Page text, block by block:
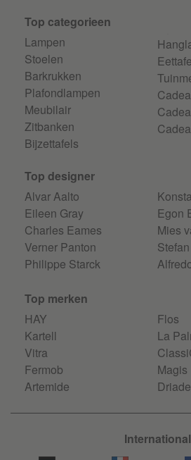
Top categorieen
Lampen
Stoelen
Barkrukken
Plafondlampen
Meubilair
Zitbanken
Bijzettafels
Top designer
Alvar Aalto
Eileen Gray
Charles Eames
Verner Panton
Philippe Starck
Egon
Mies
Top merken
HAY
Kartell
Vitra
Fermob
Artemide
Flos
La
Magis
Driade
International